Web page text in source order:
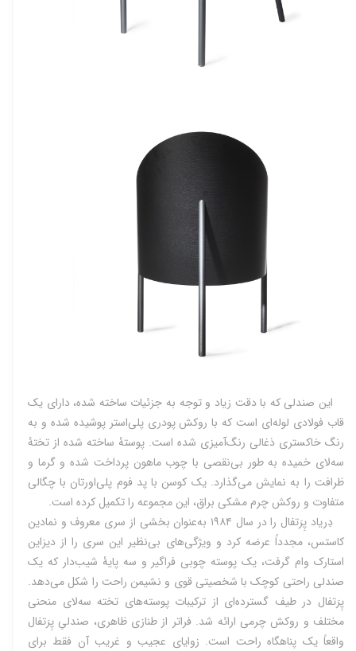
این صندلی که با دقت زیاد و توجه به جزئیات ساخته شده، دارای یک
قاب فولادی لوله‌ای است که با روکش پودری پلی‌استر پوشیده شده و به
رنگ خاکستری ذغالی رنگ‌آمیزی شده است. پوستۀ ساخته شده از تختۀ
سه‌لای خمیده به طور بی‌نقصی با چوب ماهون پرداخت شده و گرما و
ظرافت را به نمایش می‌گذارد. یک کوسن با پد فوم پلی‌اورتان با چگالی
متفاوت و روکش چرم مشکی براق، این مجموعه را تکمیل کرده است.
دِریاد پِرَتفال را در سال ۱۹۸۴ به‌عنوان بخشی از سری معروف و نمادین
کاستس، مجدداً عرضه کرد و ویژگی‌های بی‌نظیر این سری را از دیزاین
استارک وام گرفت، یک پوسته چوبی فراگیر و سه پایۀ شیب‌دار که یک
صندلی راحتی کوچک با شخصیتی قوی و نشیمن راحت را شکل می‌دهد.
پِرَتفال در طیف گسترده‌ای از ترکیبات پوسته‌های تخته سه‌لای منحنی
مختلف و روکش چرمی ارائه ‌شد. فراتر از طنازی ظاهری، صندلیِ پِرَتفال
واقعاً یک پناهگاه راحت است. زوایای عجیب و غریب آن فقط برای